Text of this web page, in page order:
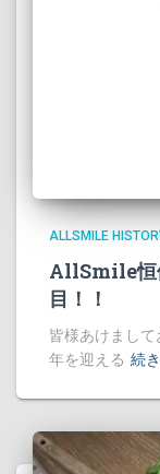
ALLSMILE
AllSmile恒
目！！
皆様あけまし
年を迎える 続